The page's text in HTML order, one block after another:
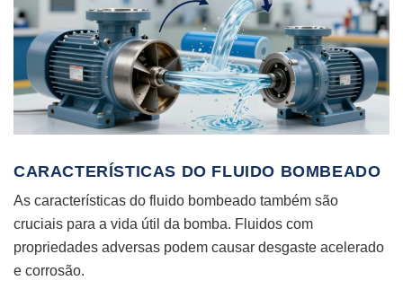
CARACTERÍSTICAS DO FLUIDO BOMBEADO
As características do fluido bombeado também são
cruciais para a vida útil da bomba. Fluidos com
propriedades adversas podem causar desgaste acelerado
e corrosão.